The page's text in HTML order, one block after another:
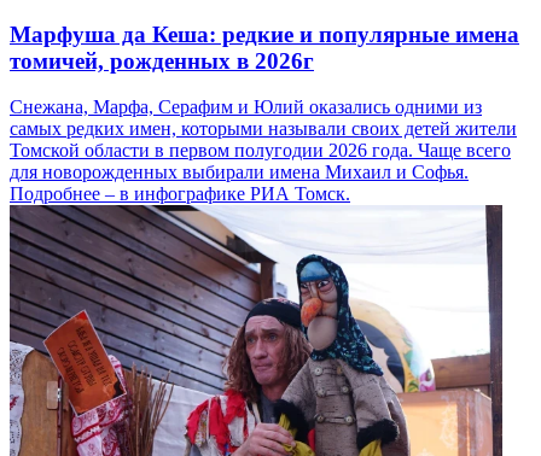
Марфуша да Кеша: редкие и популярные имена
томичей, рожденных в 2026г
Снежана, Марфа, Серафим и Юлий оказались одними из
самых редких имен, которыми называли своих детей жители
Томской области в первом полугодии 2026 года. Чаще всего
для новорожденных выбирали имена Михаил и Софья.
Подробнее – в инфографике РИА Томск.